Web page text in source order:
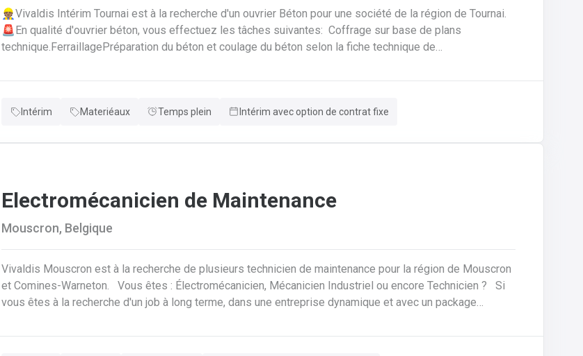
👷🏽Vivaldis Intérim Tournai est à la recherche d'un ouvrier Béton pour une société de la région de Tournai.
🚨En qualité d'ouvrier béton, vous effectuez les tâches suivantes: Coffrage sur base de plans
technique.FerraillagePréparation du béton et coulage du béton selon la fiche technique de
que des outils et de l'atelier.
Intérim Materiéaux Temps plein Intérim avec option de contrat fixe
Electromécanicien de Maintenance
Mouscron, Belgique
Vivaldis Mouscron est à la recherche de plusieurs technicien de maintenance pour la région de Mouscron
et Comines-Warneton. Vous êtes : Électromécanicien, Mécanicien Industriel ou encore Technicien ? Si
vous êtes à la recherche d'un job à long terme, dans une entreprise dynamique et avec un package
vous offrons la possibilité de travailler à moins de 45 minutes de votre domicile. Le tout avec des